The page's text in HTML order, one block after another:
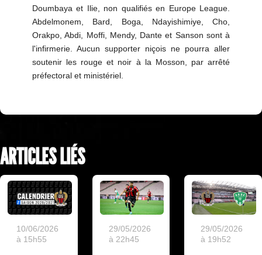
Doumbaya et Ilie, non qualifiés en Europe League.
Abdelmonem, Bard, Boga, Ndayishimiye, Cho,
Orakpo, Abdi, Moffi, Mendy, Dante et Sanson sont à
l'infirmerie. Aucun supporter niçois ne pourra aller
soutenir les rouge et noir à la Mosson, par arrêté
préfectoral et ministériel.
ARTICLES LIÉS
10/06/2026
à 15h55
29/05/2026
à 22h45
29/05/2026
à 19h52